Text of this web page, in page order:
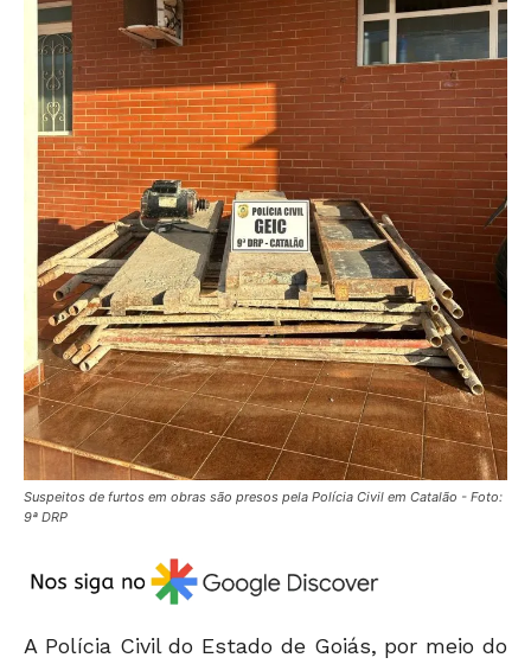
Suspeitos de furtos em obras são presos pela Polícia Civil em Catalão - Foto:
9ª DRP
A Polícia Civil do Estado de Goiás, por meio do